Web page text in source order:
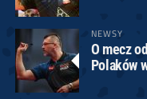
NEWSY
O mecz
Polaków